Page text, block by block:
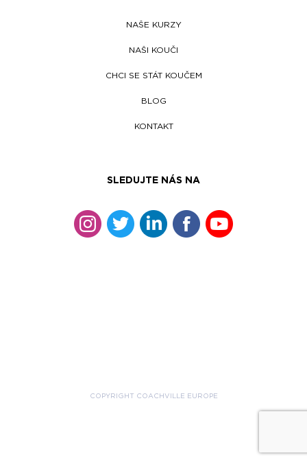
NAŠE KURZY
NAŠI KOUČI
CHCI SE STÁT KOUČEM
BLOG
KONTAKT
SLEDUJTE NÁS NA
COPYRIGHT COACHVILLE EUROPE